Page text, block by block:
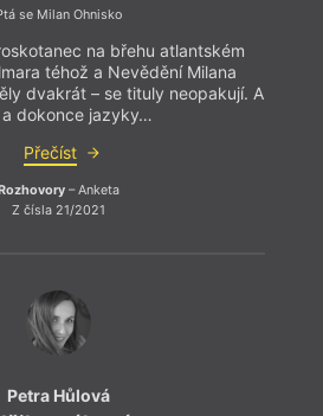
se Milan Ohnisko
na břehu atlantském
téhož a Nevědění Milana
dvakrát – se tituly neopakují. A
dokonce jazyky…
Přečíst
– Anketa
Z čísla 21/2021
Petra Hůlová